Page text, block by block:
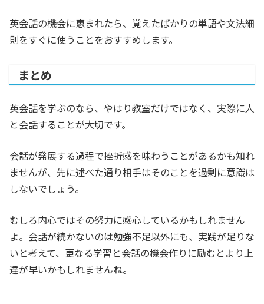
英会話の機会に恵まれたら、覚えたばかりの単語や文法細
則をすぐに使うことをおすすめします。
まとめ
英会話を学ぶのなら、やはり教室だけではなく、実際に人
と会話することが大切です。
会話が発展する過程で挫折感を味わうことがあるかも知れ
ませんが、先に述べた通り相手はそのことを過剰に意識は
しないでしょう。
むしろ内心ではその努力に感心しているかもしれません
よ。会話が続かないのは勉強不足以外にも、実践が足りな
いと考えて、更なる学習と会話の機会作りに励むとより上
達が早いかもしれませんね。